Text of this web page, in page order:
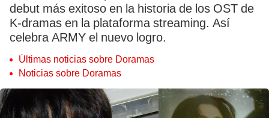
debut más exitoso en la historia de los OST de
K-dramas en la plataforma streaming. Así
celebra ARMY el nuevo logro.
Últimas noticias sobre Doramas
Noticias sobre Doramas